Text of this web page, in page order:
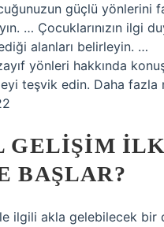
güçlü yönlerini
… Çocuklarınızın ilgi
alanları belirleyin. …
yönleri hakkında
teşvik edin. Daha fazla
GELIŞIM ILK
BAŞLAR?
ilgili akla gelebilecek bir